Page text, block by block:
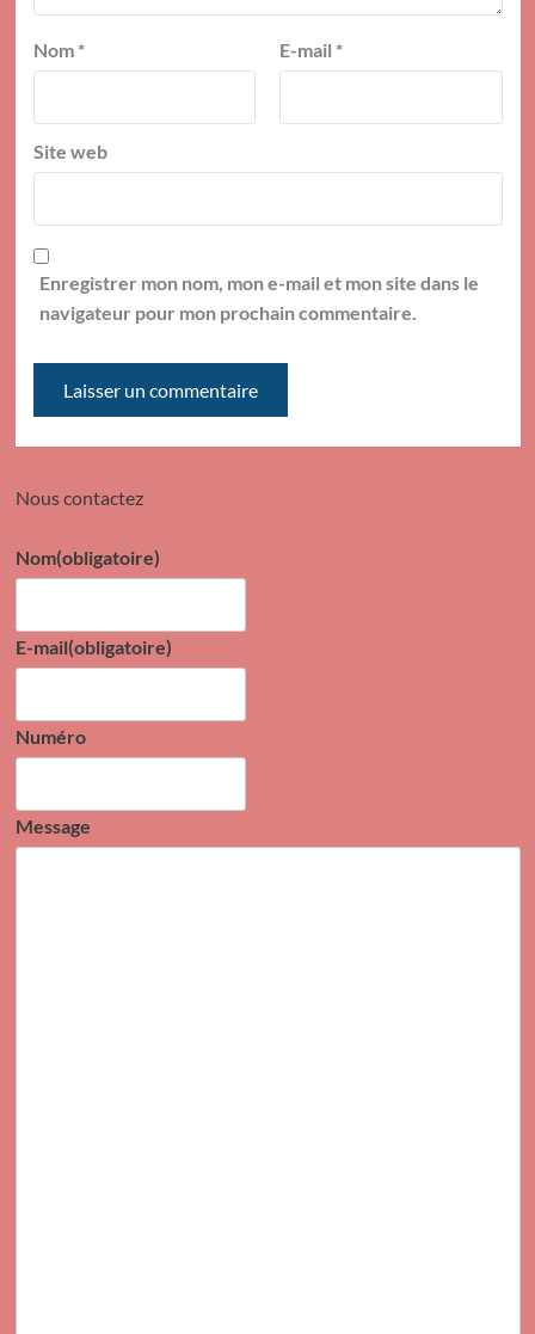
Nom * E-mail *
Site web
Enregistrer mon nom, mon e-mail et mon site dans le
navigateur pour mon prochain commentaire.
Nous contactez
Nom(obligatoire)
E-mail(obligatoire)
Numéro
Message